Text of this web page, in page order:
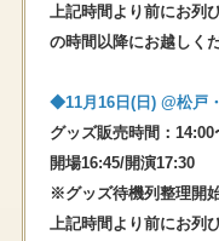
上記時間より前にお列
の時間以降にお越しくだ
◆11⽉16⽇(⽇) @松戸
グッズ販売時間：
開場16:45/開演17:30
※グッズ待機列整理開
上記時間より前にお列